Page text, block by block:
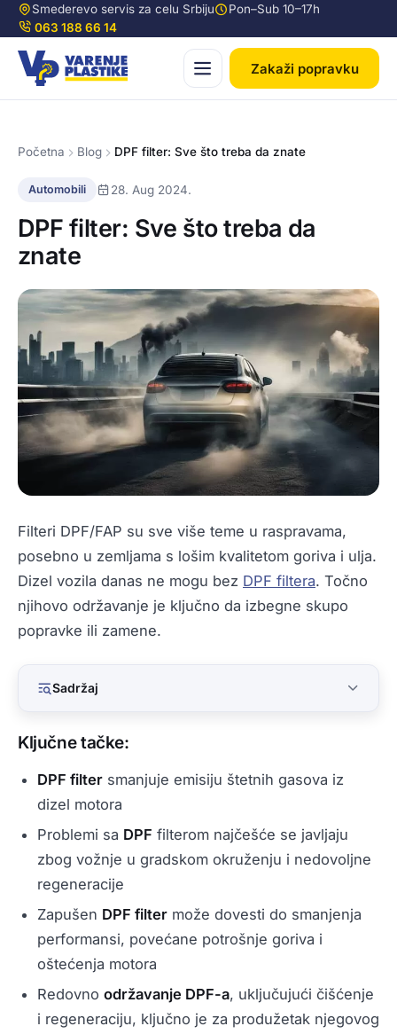
Smederevo servis za celu Srbiju
Pon–Sub 10–17h
063 188 66 14
Zakaži popravku
Početna Blog DPF filter: Sve što treba da znate
Automobili 28. Aug 2024.
DPF filter: Sve što treba da
znate
Filteri DPF/FAP su sve više teme u raspravama,
posebno u zemljama s lošim kvalitetom goriva i ulja.
Dizel vozila danas ne mogu bez DPF filtera. Točno
njihovo održavanje je ključno da izbegne skupo
popravke ili zamene.
Sadržaj
Ključne tačke:
DPF filter smanjuje emisiju štetnih gasova iz
dizel motora
Problemi sa DPF filterom najčešće se javljaju
zbog vožnje u gradskom okruženju i nedovoljne
regeneracije
Zapušen DPF filter može dovesti do smanjenja
performansi, povećane potrošnje goriva i
oštećenja motora
Redovno održavanje DPF-a, uključujući čišćenje
i regeneraciju, ključno je za produžetak njegovog